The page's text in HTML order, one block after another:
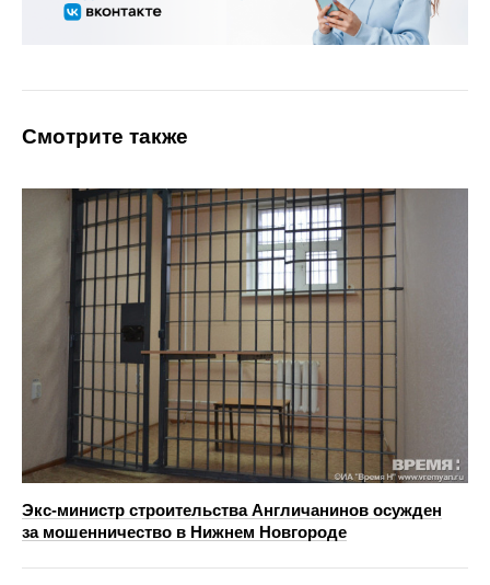
Смотрите также
Экс-министр строительства Англичанинов осужден
за мошенничество в Нижнем Новгороде